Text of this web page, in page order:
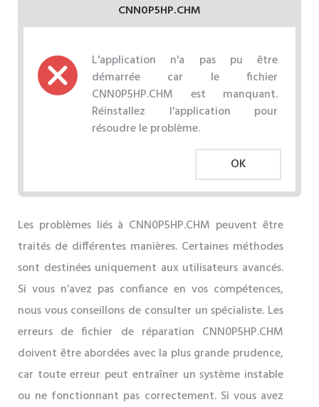
CNN0P5HP.CHM
L'application n'a pas pu être
démarrée car le fichier
CNN0P5HP.CHM est manquant.
Réinstallez l'application pour
résoudre le problème.
OK
Les problèmes liés à CNN0P5HP.CHM peuvent être
traités de différentes manières. Certaines méthodes
sont destinées uniquement aux utilisateurs avancés.
Si vous n’avez pas confiance en vos compétences,
nous vous conseillons de consulter un spécialiste. Les
erreurs de fichier de réparation CNN0P5HP.CHM
doivent être abordées avec la plus grande prudence,
car toute erreur peut entraîner un système instable
ou ne fonctionnant pas correctement. Si vous avez